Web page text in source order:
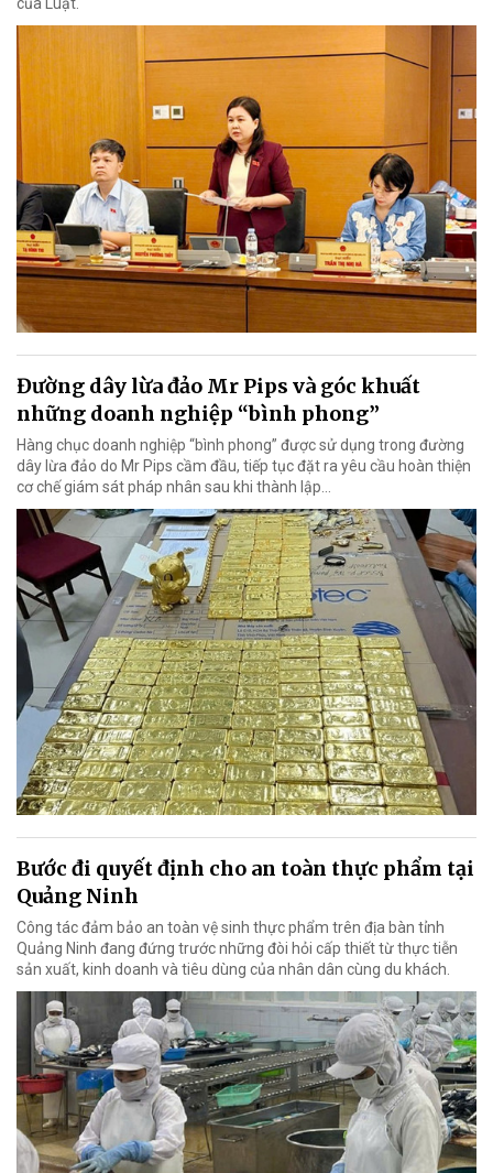
Đường dây lừa đảo Mr Pips và góc khuất
những doanh nghiệp “bình phong”
Hàng chục doanh nghiệp “bình phong” được sử dụng trong đường
dây lừa đảo do Mr Pips cầm đầu, tiếp tục đặt ra yêu cầu hoàn thiện
cơ chế giám sát pháp nhân sau khi thành lập…
Bước đi quyết định cho an toàn thực phẩm tại
Quảng Ninh
Công tác đảm bảo an toàn vệ sinh thực phẩm trên địa bàn tỉnh
Quảng Ninh đang đứng trước những đòi hỏi cấp thiết từ thực tiễn
sản xuất, kinh doanh và tiêu dùng của nhân dân cùng du khách.